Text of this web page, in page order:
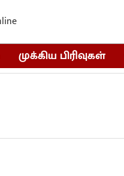
முக்கிய பிரிவுகள்